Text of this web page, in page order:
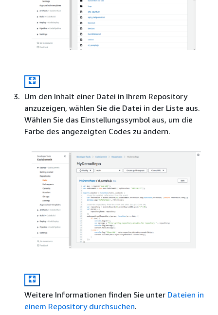
Um den Inhalt einer Datei in Ihrem Repository
anzuzeigen, wählen Sie die Datei in der Liste aus.
Wählen Sie das Einstellungssymbol aus, um die
Farbe des angezeigten Codes zu ändern.
Weitere Informationen finden Sie unter Dateien in
einem Repository durchsuchen.